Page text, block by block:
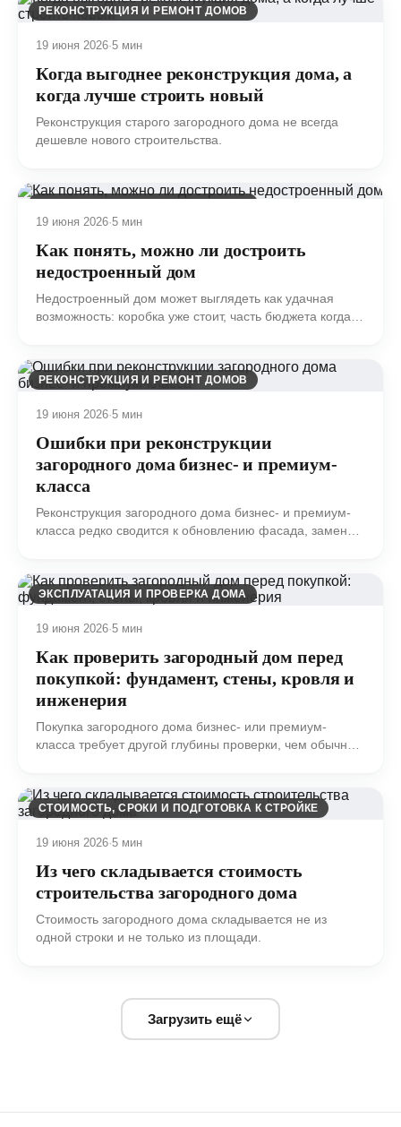
РЕКОНСТРУКЦИЯ И РЕМОНТ ДОМОВ
19 июня 2026·5 мин
Когда выгоднее реконструкция дома, а
когда лучше строить новый
Реконструкция старого загородного дома не всегда
дешевле нового строительства.
19 июня 2026·5 мин
Как понять, можно ли достроить
недостроенный дом
Недостроенный дом может выглядеть как удачная
возможность: коробка уже стоит, часть бюджета когда-
РЕКОНСТРУКЦИЯ И РЕМОНТ ДОМОВ
19 июня 2026·5 мин
Ошибки при реконструкции
загородного дома бизнес- и премиум-
класса
Реконструкция загородного дома бизнес- и премиум-
класса редко сводится к обновлению фасада, замене
ЭКСПЛУАТАЦИЯ И ПРОВЕРКА ДОМА
19 июня 2026·5 мин
Как проверить загородный дом перед
покупкой: фундамент, стены, кровля и
инженерия
Покупка загородного дома бизнес- или премиум-
класса требует другой глубины проверки, чем обычный
СТОИМОСТЬ, СРОКИ И ПОДГОТОВКА К СТРОЙКЕ
19 июня 2026·5 мин
Из чего складывается стоимость
строительства загородного дома
Стоимость загородного дома складывается не из
одной строки и не только из площади.
Загрузить ещё